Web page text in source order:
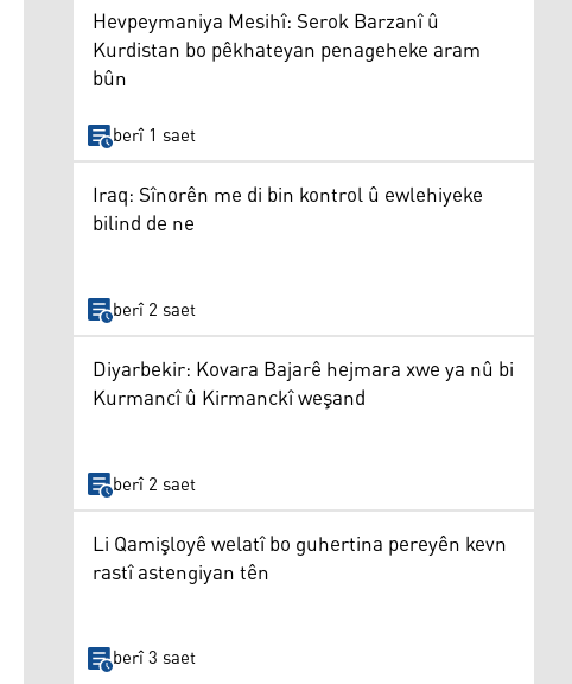
Hevpeymaniya Mesihî: Serok Barzanî û
Kurdistan bo pêkhateyan penageheke aram
bûn
berî 1 saet
Iraq: Sînorên me di bin kontrol û ewlehiyeke
bilind de ne
berî 2 saet
Diyarbekir: Kovara Bajarê hejmara xwe ya nû bi
Kurmancî û Kirmanckî weşand
berî 2 saet
Li Qamişloyê welatî bo guhertina pereyên kevn
rastî astengiyan tên
berî 3 saet